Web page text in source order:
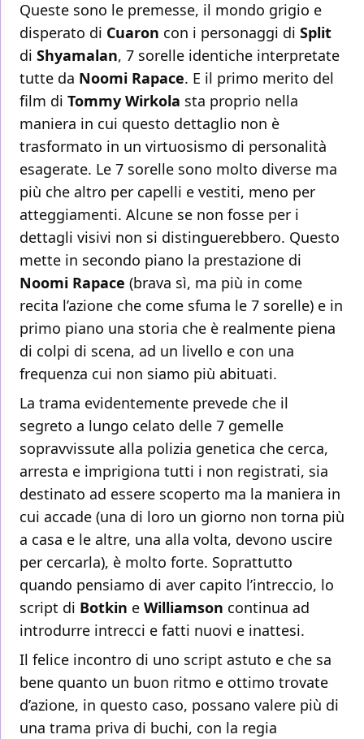
Queste sono le premesse, il mondo grigio e
disperato di Cuaron con i personaggi di Split
di Shyamalan, 7 sorelle identiche interpretate
tutte da Noomi Rapace. E il primo merito del
film di Tommy Wirkola sta proprio nella
maniera in cui questo dettaglio non è
trasformato in un virtuosismo di personalità
esagerate. Le 7 sorelle sono molto diverse ma
più che altro per capelli e vestiti, meno per
atteggiamenti. Alcune se non fosse per i
dettagli visivi non si distinguerebbero. Questo
mette in secondo piano la prestazione di
Noomi Rapace (brava sì, ma più in come
recita l’azione che come sfuma le 7 sorelle) e in
primo piano una storia che è realmente piena
di colpi di scena, ad un livello e con una
frequenza cui non siamo più abituati.
La trama evidentemente prevede che il
segreto a lungo celato delle 7 gemelle
sopravvissute alla polizia genetica che cerca,
arresta e imprigiona tutti i non registrati, sia
destinato ad essere scoperto ma la maniera in
cui accade (una di loro un giorno non torna più
a casa e le altre, una alla volta, devono uscire
per cercarla), è molto forte. Soprattutto
quando pensiamo di aver capito l’intreccio, lo
script di Botkin e Williamson continua ad
introdurre intrecci e fatti nuovi e inattesi.
Il felice incontro di uno script astuto e che sa
bene quanto un buon ritmo e ottimo trovate
d’azione, in questo caso, possano valere più di
una trama priva di buchi, con la regia